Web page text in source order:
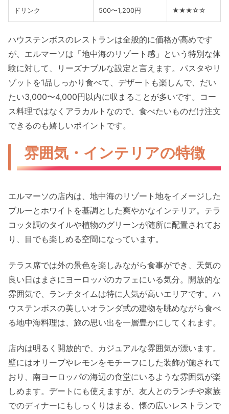
ドリンク 500〜1,200円 ★★★☆☆
ハウステンボスのレストランは全般的に価格が高めです
が、エルマーソは「地中海のリゾート感」という特別な体
験に対して、リーズナブルな設定と言えます。パスタやリ
ゾットを1品しっかり食べて、デザートも楽しんで、だい
たい3,000〜4,000円以内に収まることが多いです。コー
ス料理ではなくアラカルトなので、食べたいものだけ注文
できるのも嬉しいポイントです。
雰囲気・インテリアの特徴
エルマーソの店内は、地中海のリゾート地をイメージした
ブルーとホワイトを基調とした爽やかなインテリア。テラ
コッタ調のタイルや植物のグリーンが随所に配置されてお
り、目でも楽しめる空間になっています。
テラス席では外の景色を楽しみながら食事ができ、天気の
良い日はまさにヨーロッパのカフェにいる気分。開放的な
雰囲気で、ランチタイムは特に人気が高いエリアです。ハ
ウステンボスの美しいオランダ式の建物を眺めながら食べ
る地中海料理は、旅の思い出を一層豊かにしてくれます。
店内は明るく開放的で、カジュアルな雰囲気が漂います。
壁にはオリーブやレモンをモチーフにした装飾が施されて
おり、南ヨーロッパの海辺の食堂にいるような雰囲気が楽
しめます。デートにも使えますが、友人とのランチや家族
でのディナーにもしっくりはまる、懐の広いレストランで